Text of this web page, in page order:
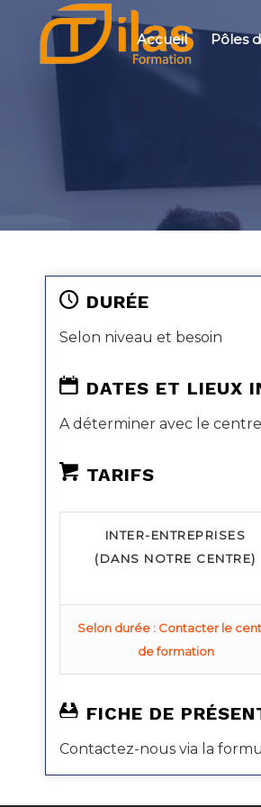
Accueil Pôles
DURÉE
Selon niveau et besoin
DATES ET LIEUX
A déterminer avec le
TARIFS
INTER-ENTREPRISES
(DANS NOTRE CENTRE)
Selon durée : Contacter le
de formation
FICHE DE
Contactez-nous via la